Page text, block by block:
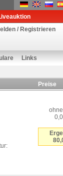
/ Registrieren
Links
Preise